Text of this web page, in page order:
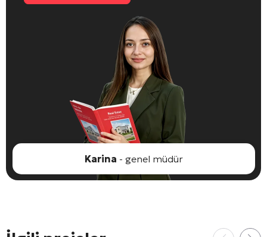
Karina - genel müdür